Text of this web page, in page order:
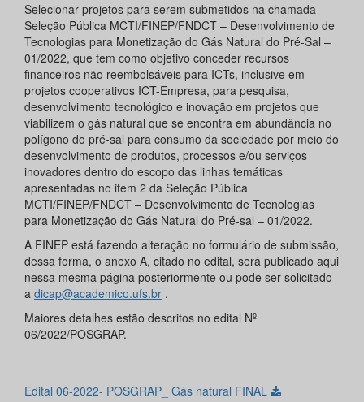
Selecionar projetos para serem submetidos na chamada
Seleção Pública MCTI/FINEP/FNDCT – Desenvolvimento de
Tecnologias para Monetização do Gás Natural do Pré-Sal –
01/2022, que tem como objetivo conceder recursos
financeiros não reembolsáveis para ICTs, inclusive em
projetos cooperativos ICT-Empresa, para pesquisa,
desenvolvimento tecnológico e inovação em projetos que
viabilizem o gás natural que se encontra em abundância no
polígono do pré-sal para consumo da sociedade por meio do
desenvolvimento de produtos, processos e/ou serviços
inovadores dentro do escopo das linhas temáticas
apresentadas no item 2 da Seleção Pública
MCTI/FINEP/FNDCT – Desenvolvimento de Tecnologias
para Monetização do Gás Natural do Pré-sal – 01/2022.
A FINEP está fazendo alteração no formulário de submissão,
dessa forma, o anexo A, citado no edital, será publicado aqui
nessa mesma página posteriormente ou pode ser solicitado
a dicap@academico.ufs.br .
Maiores detalhes estão descritos no edital Nº
06/2022/POSGRAP.
Edital 06-2022- POSGRAP_ Gás natural FINAL